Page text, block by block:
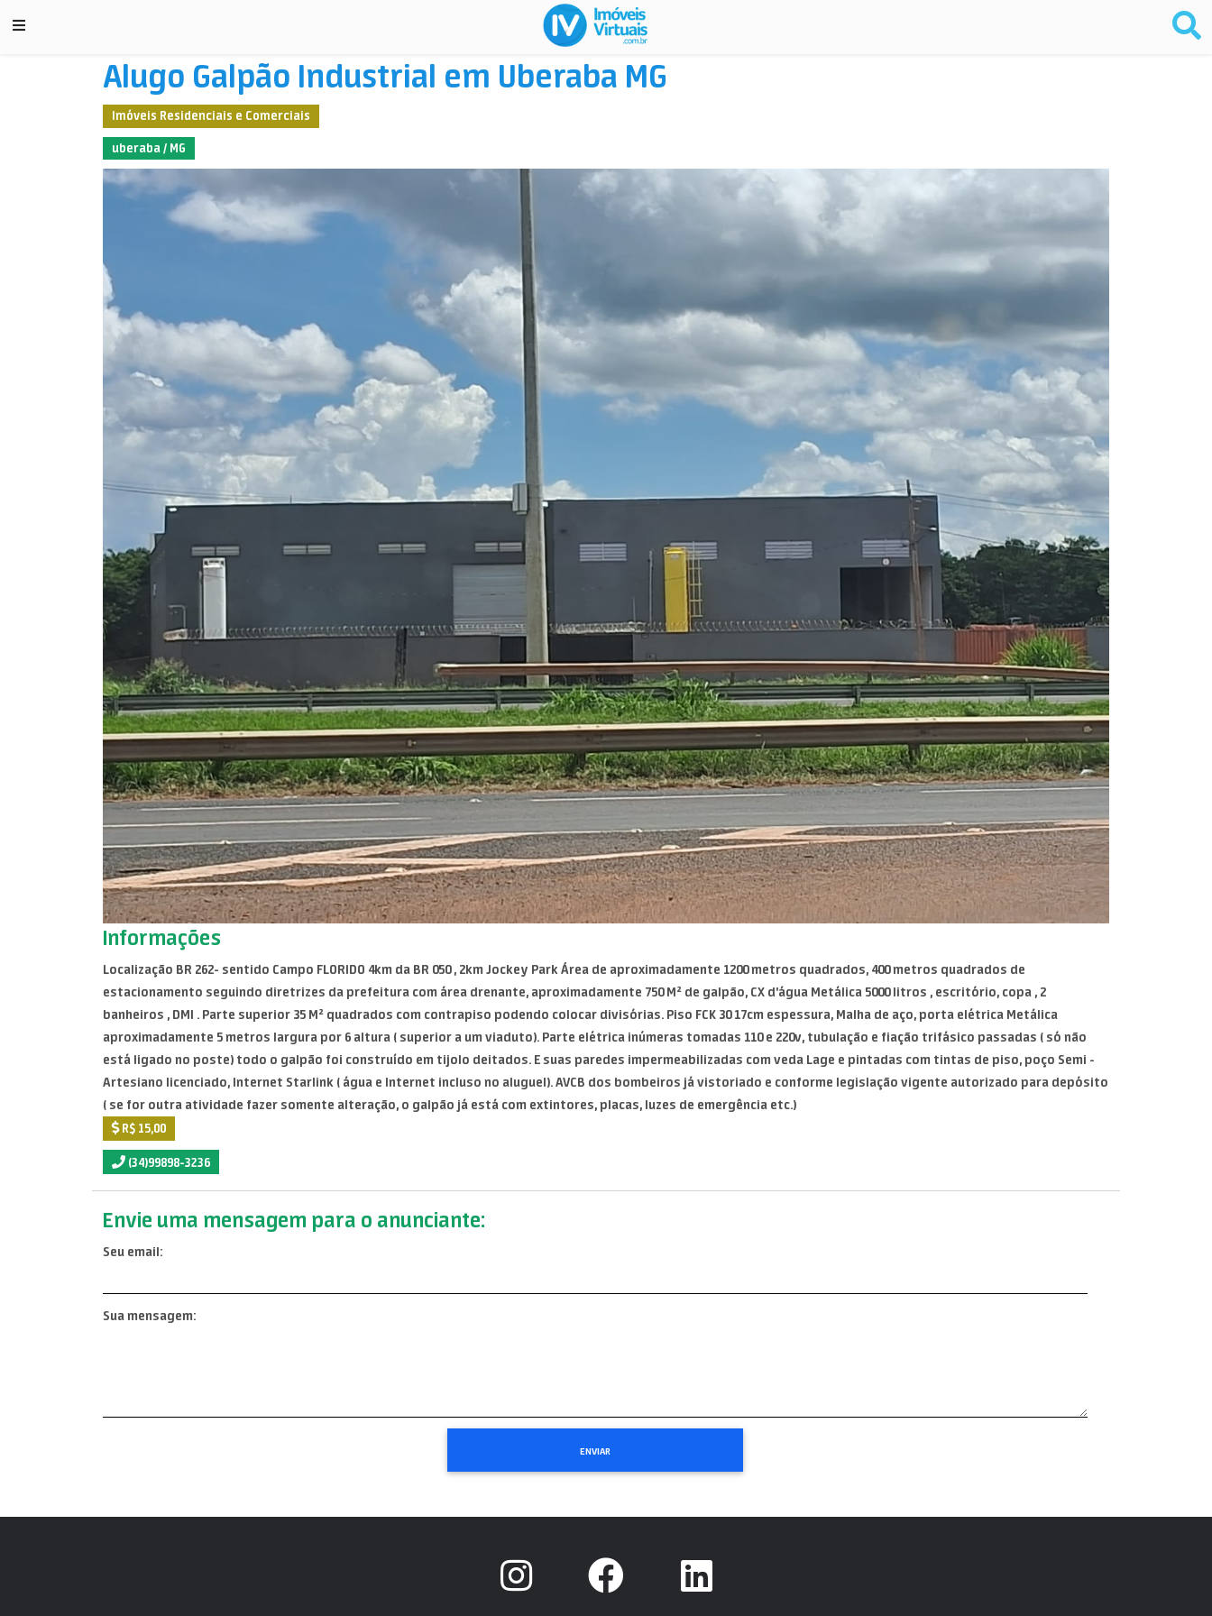
Alugo Galpão Industrial em Uberaba MG
Imóveis Residenciais e Comerciais
uberaba / MG
Informações
Localização BR 262- sentido Campo FLORIDO 4km da BR 050 , 2km Jockey Park Área de aproximadamente 1200 metros quadrados, 400 metros quadrados de
estacionamento seguindo diretrizes da prefeitura com área drenante, aproximadamente 750 M² de galpão, CX d'água Metálica 5000 litros , escritório, copa , 2
banheiros , DMl . Parte superior 35 M² quadrados com contrapiso podendo colocar divisórias. Piso FCK 30 17cm espessura, Malha de aço, porta elétrica Metálica
aproximadamente 5 metros largura por 6 altura ( superior a um viaduto). Parte elétrica inúmeras tomadas 110 e 220v, tubulação e fiação trifásico passadas ( só não
está ligado no poste) todo o galpão foi construído em tijolo deitados. E suas paredes impermeabilizadas com veda Lage e pintadas com tintas de piso, poço Semi -
Artesiano licenciado, Internet Starlink ( água e Internet incluso no aluguel). AVCB dos bombeiros já vistoriado e conforme legislação vigente autorizado para depósito
( se for outra atividade fazer somente alteração, o galpão já está com extintores, placas, luzes de emergência etc.)
R$ 15,00
(34)99898-3236
Envie uma mensagem para o anunciante:
Seu email:
Sua mensagem: